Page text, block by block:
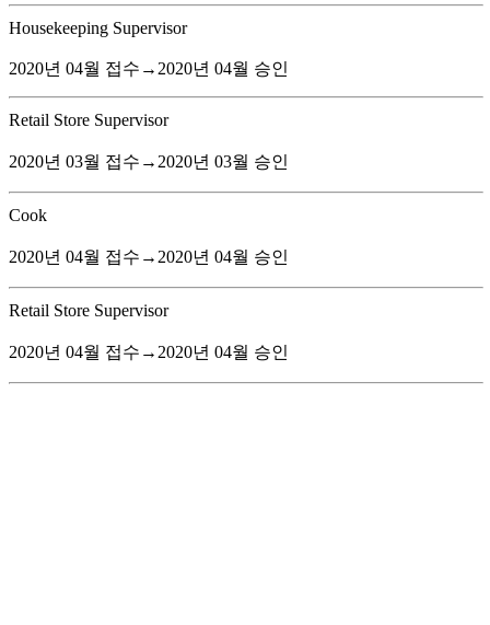
Housekeeping Supervisor
2020년 04월 접수→2020년 04월 승인
Retail Store Supervisor
2020년 03월 접수→2020년 03월 승인
Cook
2020년 04월 접수→2020년 04월 승인
Retail Store Supervisor
2020년 04월 접수→2020년 04월 승인